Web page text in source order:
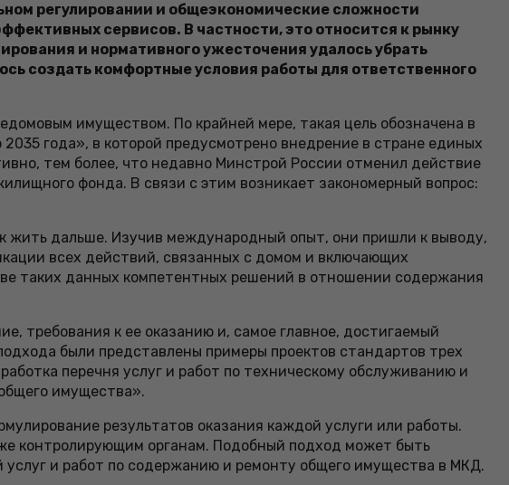
регулировании и общеэкономические сложности
сервисов. В частности, это относится к рынку
и нормативного ужесточения удалось убрать
создать комфортные условия работы для ответственного
имуществом. По крайней мере, такая цель обозначена в
года», в которой предусмотрено внедрение в стране единых
тем более, что недавно Минстрой России отменил действие
фонда. В связи с этим возникает закономерный вопрос:
жить дальше. Изучив международный опыт, они пришли к выводу,
всех действий, связанных с домом и включающих
таких данных компетентных решений в отношении содержания
требования к ее оказанию и, самое главное, достигаемый
были представлены примеры проектов стандартов трех
перечня услуг и работ по техническому обслуживанию и
имущества».
результатов оказания каждой услуги или работы.
контролирующим органам. Подобный подход может быть
и работ по содержанию и ремонту общего имущества в МКД.